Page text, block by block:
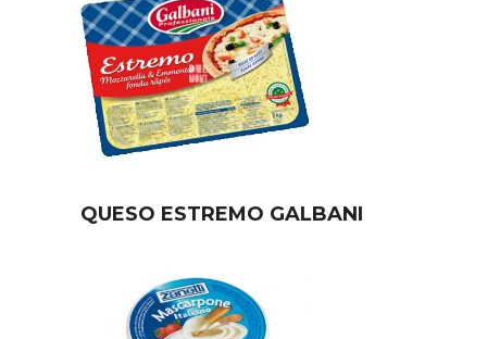
QUESO ESTREMO GALBANI